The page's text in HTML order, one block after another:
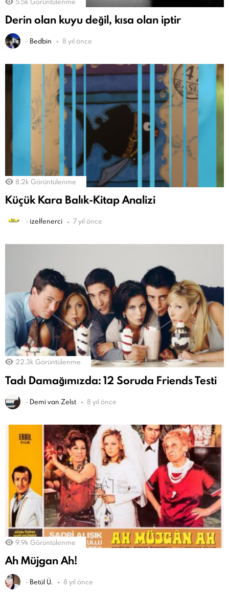
Derin olan kuyu değil, kısa olan iptir
- Bedbin 8 yıl önce
8.2k Görüntülenme
Küçük Kara Balık-Kitap Analizi
- izelfenerci 7 yıl önce
22.3k Görüntülenme
Tadı Damağımızda: 12 Soruda Friends Testi
- Demi van Zelst 8 yıl önce
9.9k Görüntülenme
Ah Müjgan Ah!
- Betül Ü. 8 yıl önce